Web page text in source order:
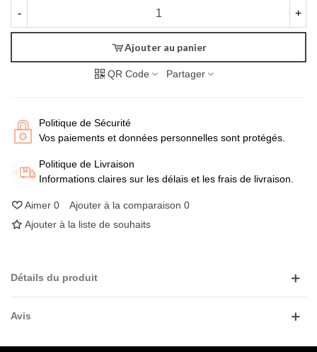
- +
Ajouter au panier
QR Code Partager
Politique de Sécurité
Vos paiements et données personnelles sont protégés.
Politique de Livraison
Informations claires sur les délais et les frais de livraison.
Aimer 0 Ajouter à la comparaison 0
Ajouter à la liste de souhaits
Détails du produit
Avis